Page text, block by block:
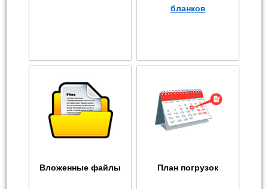
бланков
Вложенные файлы План погрузок